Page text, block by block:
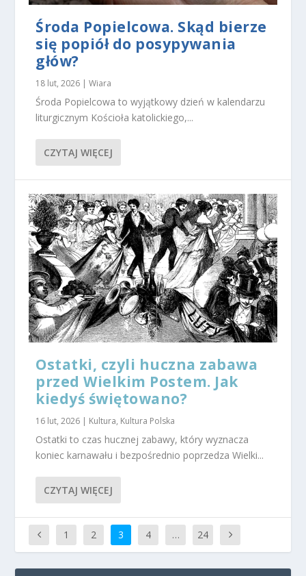
Środa Popielcowa. Skąd bierze
się popiół do posypywania
głów?
18 lut, 2026 |Wiara
Środa Popielcowa to wyjątkowy dzień w kalendarzu
liturgicznym Kościoła katolickiego,...
CZYTAJ WIĘCEJ
Ostatki, czyli huczna zabawa
przed Wielkim Postem. Jak
kiedyś świętowano?
16 lut, 2026 Kultura, Kultura Polska
Ostatki to czas hucznej zabawy, który wyznacza
koniec karnawału i bezpośrednio poprzedza Wielki...
CZYTAJ WIĘCEJ
1 2 3 4 … 24